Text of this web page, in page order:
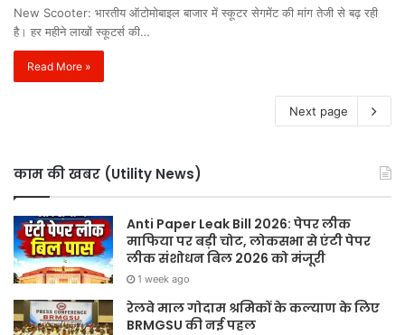
New Scooter: भारतीय ऑटोमोबाइल बाजार में स्कूटर सेगमेंट की मांग तेजी से बढ़ रही
है। हर महीने लाखों स्कूटर्स की…
Read More »
Next page
काम की खबर (Utility News)
Anti Paper Leak Bill 2026: पेपर लीक
माफिया पर बड़ी चोट, लोकसभा से एंटी पेपर
लीक संशोधन बिल 2026 को मंजूरी
1 week ago
रेलवे माल गोदाम श्रमिकों के कल्याण के लिए
BRMGSU की नई पहल